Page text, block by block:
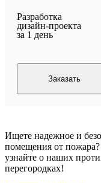
Разработка
дизайн-проекта
за 1 день
Заказать
Ищете надежное и
помещения от
узнайте о наших
перегородках!